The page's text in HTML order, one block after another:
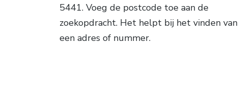
5441. Voeg de postcode toe aan de
zoekopdracht. Het helpt bij het vinden van
een adres of nummer.